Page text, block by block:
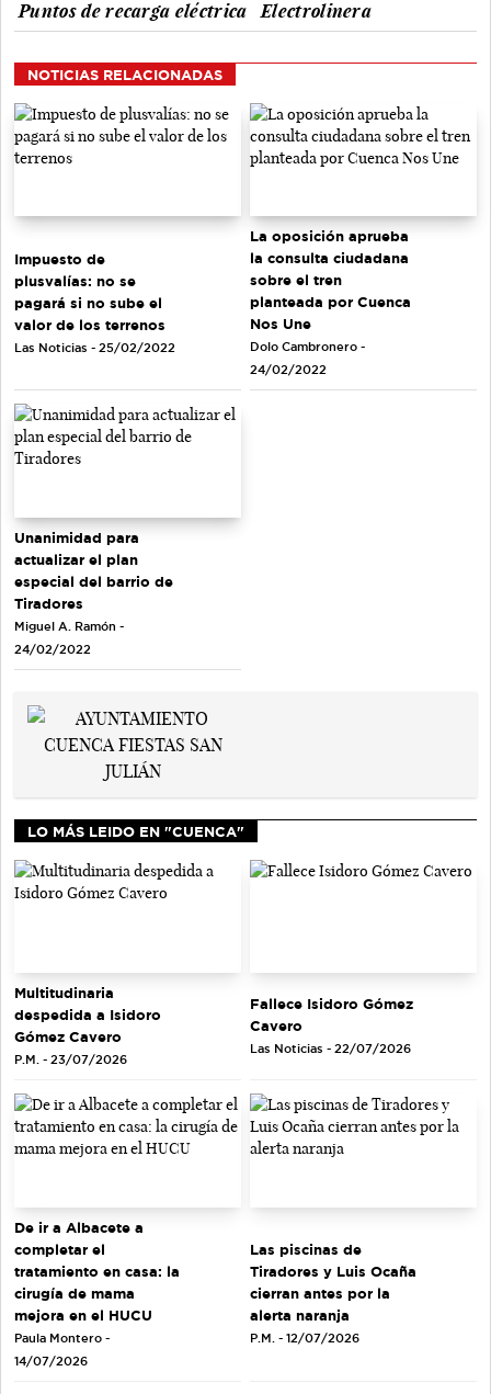
Puntos de recarga eléctrica Electrolinera
NOTICIAS RELACIONADAS
Impuesto de
plusvalías: no se
pagará si no sube el
valor de los terrenos
Las Noticias - 25/02/2022
La oposición aprueba
la consulta ciudadana
sobre el tren
planteada por Cuenca
Nos Une
Dolo Cambronero -
24/02/2022
Unanimidad para
actualizar el plan
especial del barrio de
Tiradores
Miguel A. Ramón -
24/02/2022
LO MÁS LEIDO EN "CUENCA"
Multitudinaria
despedida a Isidoro
Gómez Cavero
P.M. - 23/07/2026
Fallece Isidoro Gómez
Cavero
Las Noticias - 22/07/2026
De ir a Albacete a
completar el
tratamiento en casa: la
cirugía de mama
mejora en el HUCU
Paula Montero -
14/07/2026
Las piscinas de
Tiradores y Luis Ocaña
cierran antes por la
alerta naranja
P.M. - 12/07/2026